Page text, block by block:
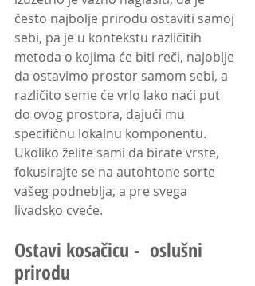
često najbolje prirodu ostaviti samoj
sebi, pa je u kontekstu različitih
metoda o kojima će biti reči, najoblje
da ostavimo prostor samom sebi, a
različito seme će vrlo lako naći put
do ovog prostora, dajući mu
specifičnu lokalnu komponentu.
Ukoliko želite sami da birate vrste,
fokusirajte se na autohtone sorte
vašeg podneblja, a pre svega
livadsko cveće.
Ostavi kosačicu -  oslušni
prirodu